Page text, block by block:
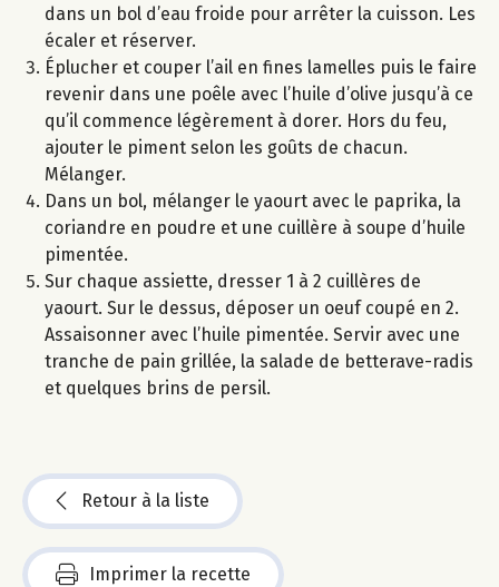
dans un bol d’eau froide pour arrêter la cuisson. Les
écaler et réserver.
Éplucher et couper l’ail en fines lamelles puis le faire
revenir dans une poêle avec l’huile d’olive jusqu’à ce
qu’il commence légèrement à dorer. Hors du feu,
ajouter le piment selon les goûts de chacun.
Mélanger.
Dans un bol, mélanger le yaourt avec le paprika, la
coriandre en poudre et une cuillère à soupe d’huile
pimentée.
Sur chaque assiette, dresser 1 à 2 cuillères de
yaourt. Sur le dessus, déposer un oeuf coupé en 2.
Assaisonner avec l’huile pimentée. Servir avec une
tranche de pain grillée, la salade de betterave-radis
et quelques brins de persil.
Retour à la liste
Imprimer la recette